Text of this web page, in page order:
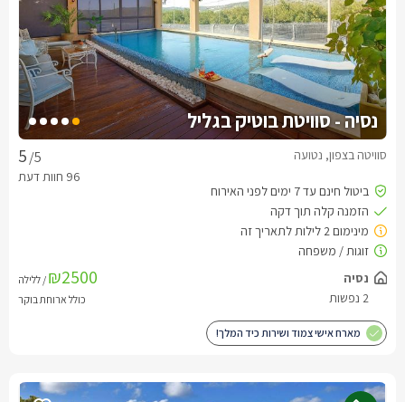
נסיה - סוויטת בוטיק בגליל
/5 סוויטה בצפון, נטועה
₪2500 / ללילה
כולל ארוחת בוקר
מארח אישי צמוד ושירות כיד המלך!